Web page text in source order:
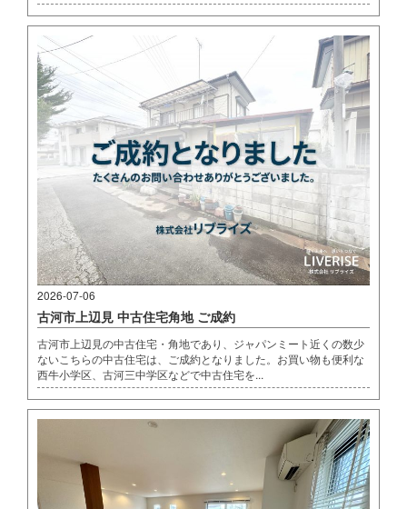
2026-07-06
古河市上辺見 中古住宅角地 ご成約
古河市上辺見の中古住宅・角地であり、ジャパンミート近くの数少
ないこちらの中古住宅は、ご成約となりました。お買い物も便利な
西牛小学区、古河三中学区などで中古住宅を...